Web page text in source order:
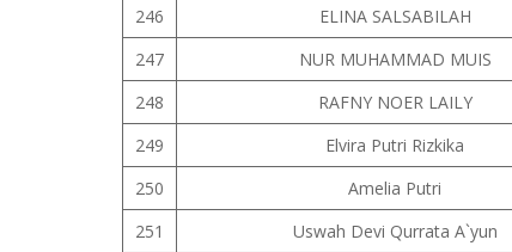
246
ELINA SALSABILAH
247
NUR MUHAMMAD MUIS
248
RAFNY NOER LAILY
249
Elvira Putri Rizkika
250
Amelia Putri
251
Uswah Devi Qurrata A`yun